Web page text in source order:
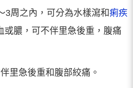
3周之內，可分為水樣瀉和痢疾
或膿，可不伴里急後重，腹痛
里急後重和腹部絞痛。